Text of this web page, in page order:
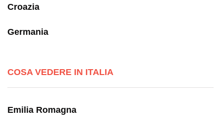
Croazia
Germania
COSA VEDERE IN ITALIA
Emilia Romagna